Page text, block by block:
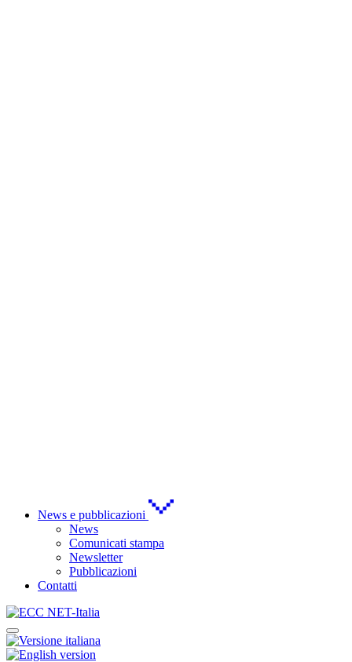
News e pubblicazioni
News
Comunicati stampa
Newsletter
Pubblicazioni
Contatti